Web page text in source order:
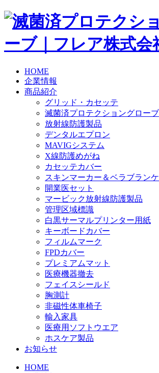
HOME
企業情報
商品紹介
グリッド・カセッテ
滅菌済プロテクショングローブ
放射線防護製品
デンタルエプロン
MAVIGシステム
X線防護めがね
カセッテカバー
スキンマーカー＆ベラブランケ
開業医セット
マービック放射線防護製品
管理区域標識
白黒サーマルプリンター用紙
キーボードカバー
フィルムマーク
FPDカバー
プレミアムマット
医療機器撤去
フェイスシールド
胸測計
非磁性体車椅子
輸入家具
医療用ソフトウエア
ホスケア製品
お知らせ
HOME